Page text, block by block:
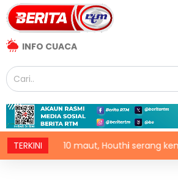
INFO CUACA
TERKINI10 maut, Houthi serang kem